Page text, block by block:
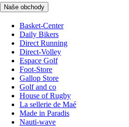
Naše obchody
Basket-Center
Daily Bikers
Direct Running
Direct-Volley
Espace Golf
Foot-Store
Gallop Store
Golf and co
House of Rugby
La sellerie de Maé
Made in Paradis
Nauti-wave